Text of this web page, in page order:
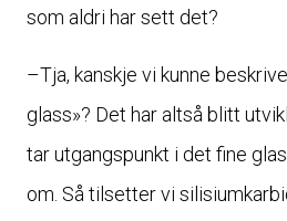
som aldri har sett det?
–Tja, kanskje vi kunne
glass»? Det har altså blitt
tar utgangspunkt i det fine
om. Så tilsetter vi